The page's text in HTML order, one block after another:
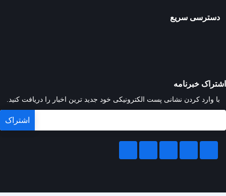
دسترسی سریع
اشتراک خبرنامه
با وارد کردن نشانی پست الکترونیکی خود جدید ترین اخبار را دریافت کنید.